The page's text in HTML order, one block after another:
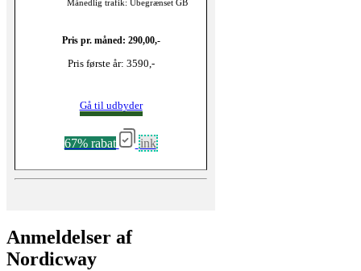
Månedlig trafik: Ubegrænset GB
Pris pr. måned: 290,00,-
Pris første år: 3590,-
Gå til udbyder
67% rabat ink
Anmeldelser af
Nordicway